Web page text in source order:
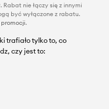
Rabat nie łączy się z innymi
być wyłączone z rabatu.
.
trafiało tylko to, co
czy jest to: